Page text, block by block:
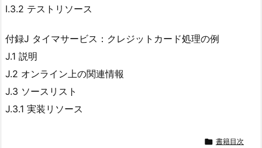
I.3.2 テストリソース
付録J タイマサービス：クレジットカード処理の例
J.1 説明
J.2 オンライン上の関連情報
J.3 ソースリスト
J.3.1 実装リソース
 書籍目次